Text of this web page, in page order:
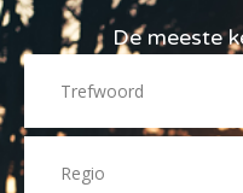
De meeste